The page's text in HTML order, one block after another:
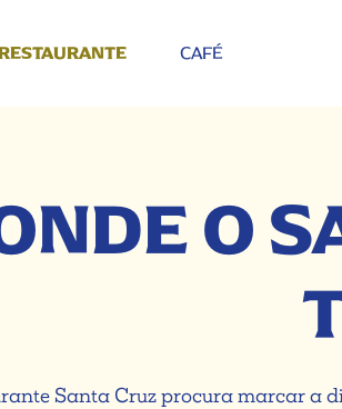
CAFÉ
O
Santa Cruz procura marcar a